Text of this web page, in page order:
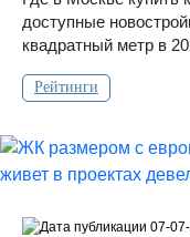
доступные
квадратный метр в
Рейтинги
07-